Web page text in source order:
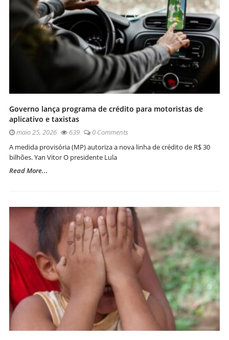
Governo lança programa de crédito para motoristas de
aplicativo e taxistas
maio 25, 2026 639
0 Comments
A medida provisória (MP) autoriza a nova linha de crédito de R$ 30
bilhões. Yan Vitor O presidente Lula
Read More...